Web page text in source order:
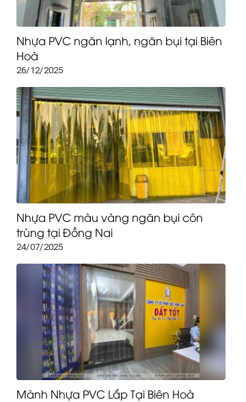
Nhựa PVC ngăn lạnh, ngăn bụi tại Biên
Hoà
26/12/2025
Nhựa PVC màu vàng ngăn bụi côn
trùng tại Đồng Nai
24/07/2025
Mành Nhựa PVC Lắp Tại Biên Hoà